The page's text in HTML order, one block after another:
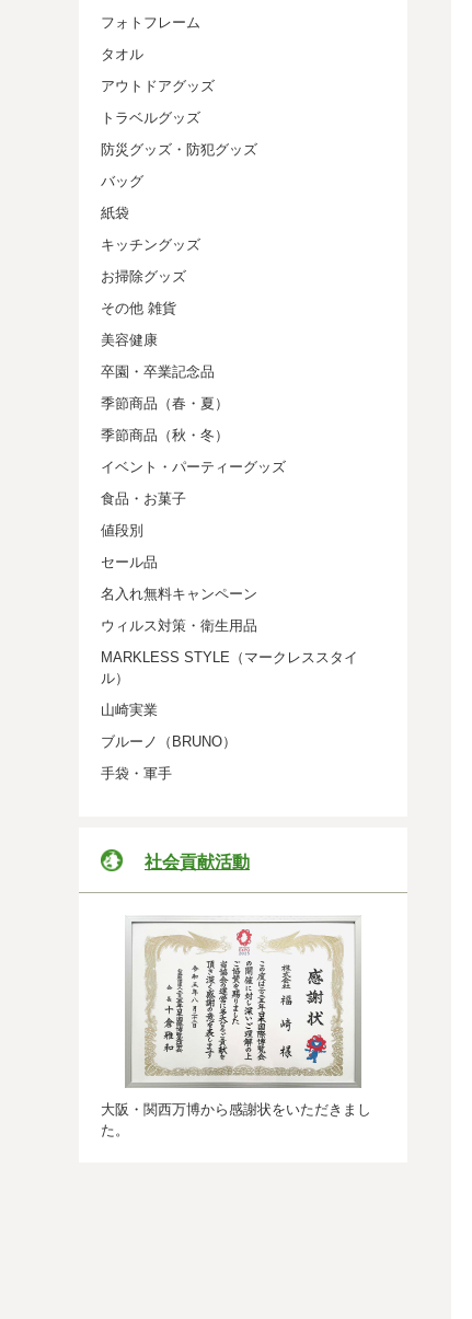
フォトフレーム
タオル
アウトドアグッズ
トラベルグッズ
防災グッズ・防犯グッズ
バッグ
紙袋
キッチングッズ
お掃除グッズ
その他 雑貨
美容健康
卒園・卒業記念品
季節商品（春・夏）
季節商品（秋・冬）
イベント・パーティーグッズ
食品・お菓子
値段別
セール品
名入れ無料キャンペーン
ウィルス対策・衛生用品
MARKLESS STYLE（マークレススタイ
ル）
山崎実業
ブルーノ（BRUNO）
手袋・軍手
社会貢献活動
大阪・関西万博から感謝状をいただきまし
た。